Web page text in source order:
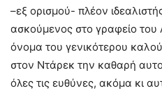
–εξ ορισμού- πλέον
ασκούμενος στο γραφείο
όνομα του γενικότερου
στον Ντάρεκ την καθαρή
όλες τις ευθύνες, ακόμα κι